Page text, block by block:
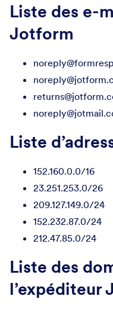
Liste des e-
Jotform
Liste
152.160.0.0/16
23.251.253.0/26
209.127.149.0/24
152.232.87.0/24
212.47.85.0/24
Liste des
l’expéditeur